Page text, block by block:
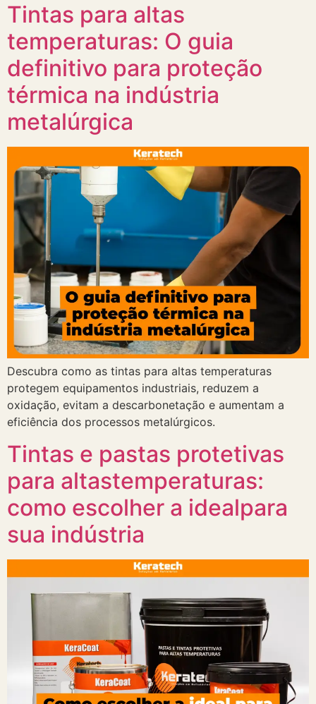
Tintas para altas
temperaturas: O guia
definitivo para proteção
térmica na indústria
metalúrgica
Descubra como as tintas para altas temperaturas
protegem equipamentos industriais, reduzem a
oxidação, evitam a descarbonetação e aumentam a
eficiência dos processos metalúrgicos.
Tintas e pastas protetivas
para altastemperaturas:
como escolher a idealpara
sua indústria